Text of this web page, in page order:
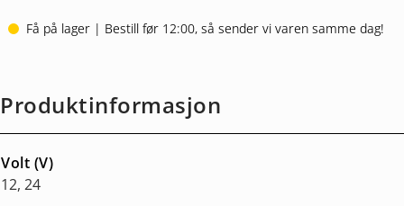
Få på lager | Bestill før 12:00, så sender vi varen samme dag!
Produktinformasjon
Volt (V)
12, 24